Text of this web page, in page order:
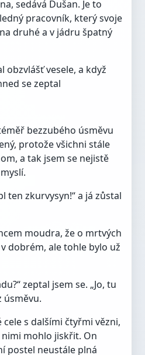
sedává Dušan. Je to
pracovník, který svoje
druhé a v jádru špatný
obzvlášť vesele, a když
se zeptal
bezzubého úsměvu
protože všichni stále
a tak jsem se nejistě
ten zkurvysyn!“ a já zůstal
moudra, že o mrtvých
dobrém, ale tohle bylo už
zeptal jsem se. „Jo, tu
úsměvu.
s dalšími čtyřmi vězni,
mohlo jiskřit. On
postel neustále plná